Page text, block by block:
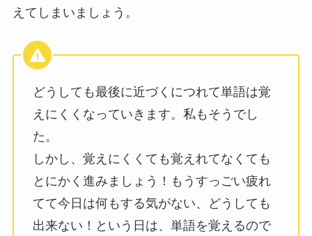
えてしまいましょう。
どうしても最後に近づくにつれて単語は覚
えにくくなっていきます。私もそうでし
た。
しかし、覚えにくくても覚えれてなくても
とにかく進みましょう！もうすっごい疲れ
てて今日は何もする気がない、どうしても
出来ない！という日は、単語を覚えるので